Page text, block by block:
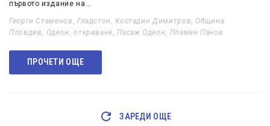
първото издание на…
Георги Стаменов Гладстон ,Костадин Димитров
Община
Пловдив
Одеон ,откриване ,Пасаж Одеон Пламен Панов
ПРОЧЕТИ ОЩЕ
ЗАРЕДИ ОЩЕ